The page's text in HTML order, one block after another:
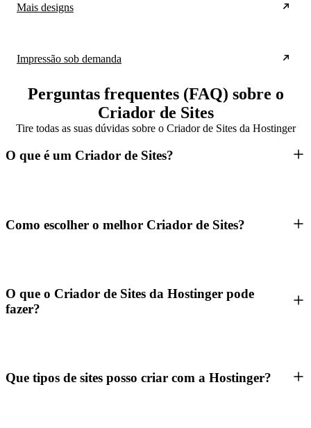
Mais designs
Impressão sob demanda
Perguntas frequentes (FAQ) sobre o
Criador de Sites
Tire todas as suas dúvidas sobre o Criador de Sites da Hostinger
O que é um Criador de Sites?
Como escolher o melhor Criador de Sites?
O que o Criador de Sites da Hostinger pode
fazer?
Que tipos de sites posso criar com a Hostinger?